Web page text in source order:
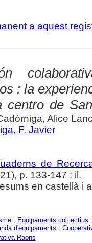
a aquest
: la
centro de
Alice
F. Javier
de
p. 133-147 : il.
en castellà i
; Equipaments col·lectius
d'equipaments ;
Raons